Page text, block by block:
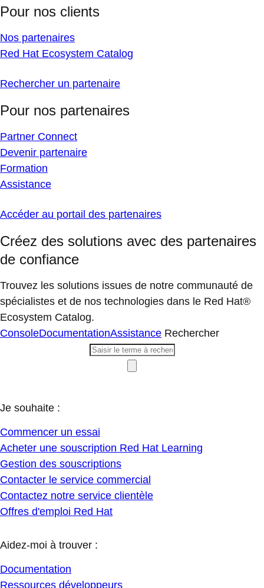
Pour nos clients
Nos partenaires
Red Hat Ecosystem Catalog
Rechercher un partenaire
Pour nos partenaires
Partner Connect
Devenir partenaire
Formation
Assistance
Accéder au portail des partenaires
Créez des solutions avec des partenaires
de confiance
Trouvez les solutions issues de notre communauté de
spécialistes et de nos technologies dans le Red Hat®
Ecosystem Catalog.
ConsoleDocumentationAssistance Rechercher
Je souhaite :
Commencer un essai
Acheter une souscription Red Hat Learning
Gestion des souscriptions
Contacter le service commercial
Contactez notre service clientèle
Offres d'emploi Red Hat
Aidez-moi à trouver :
Documentation
Ressources développeurs